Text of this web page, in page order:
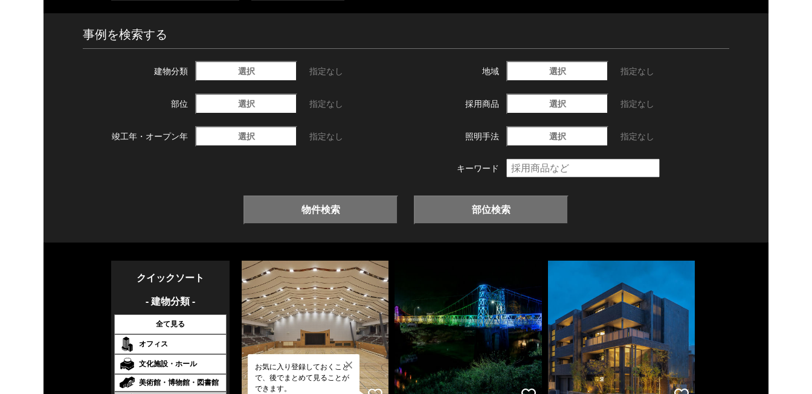
事例を検索する
建物分類 選択 指定なし 地域 選択 指定なし
部位 選択 指定なし 採用商品 選択 指定なし
竣工年・ オープン年 選択 指定なし 照明手法 選択 指定なし
キーワード
物件検索 部位検索
クイックソート
- 建物分類 -
全て見る
オフィス
文化施設・ホール
美術館・博物館・図書館
お気に入り登録しておくこと
で、後でまとめて見ることが
できます。